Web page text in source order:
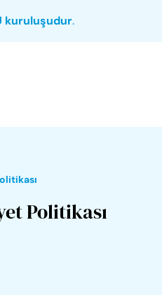
kuruluşudur.
Politikası